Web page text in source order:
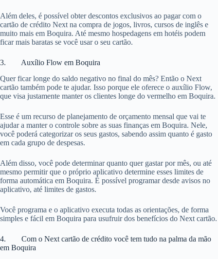
Além deles, é possível obter descontos exclusivos ao pagar com o
cartão de crédito Next na compra de jogos, livros, cursos de inglês e
muito mais em Boquira. Até mesmo hospedagens em hotéis podem
ficar mais baratas se você usar o seu cartão.
3. Auxílio Flow em Boquira
Quer ficar longe do saldo negativo no final do mês? Então o Next
cartão também pode te ajudar. Isso porque ele oferece o auxílio Flow,
que visa justamente manter os clientes longe do vermelho em Boquira.
Esse é um recurso de planejamento de orçamento mensal que vai te
ajudar a manter o controle sobre as suas finanças em Boquira. Nele,
você poderá categorizar os seus gastos, sabendo assim quanto é gasto
em cada grupo de despesas.
Além disso, você pode determinar quanto quer gastar por mês, ou até
mesmo permitir que o próprio aplicativo determine esses limites de
forma automática em Boquira. É possível programar desde avisos no
aplicativo, até limites de gastos.
Você programa e o aplicativo executa todas as orientações, de forma
simples e fácil em Boquira para usufruir dos benefícios do Next cartão.
4. Com o Next cartão de crédito você tem tudo na palma da mão
em Boquira